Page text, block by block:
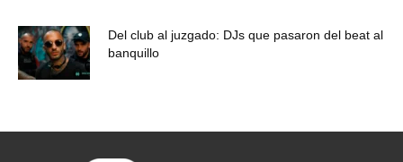
Del club al juzgado: DJs que pasaron del beat al
banquillo